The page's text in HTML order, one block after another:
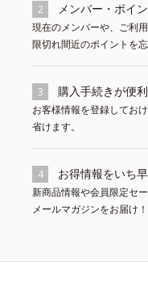
2 メンバー・ポイ
現在のメンバーや、ご利
限切れ間近のポイントを
3 購入手続きが便
お客様情報を登録してお
省けます。
4 お得情報をいち
新商品情報や会員限定セ
メールマガジンをお届け！